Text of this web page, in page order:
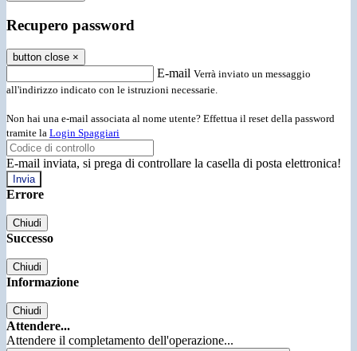
Recupero password
button close ×
E-mail Verrà inviato un messaggio
all'indirizzo indicato con le istruzioni necessarie.
Non hai una e-mail associata al nome utente? Effettua il reset della password
tramite la Login Spaggiari
E-mail inviata, si prega di controllare la casella di posta elettronica!
Errore
Chiudi
Successo
Chiudi
Informazione
Chiudi
Attendere...
Attendere il completamento dell'operazione...